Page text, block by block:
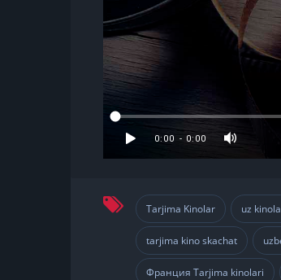
Tarjima Kinolar uz
tarjima kino skachat
Франция Tarjima kinolari